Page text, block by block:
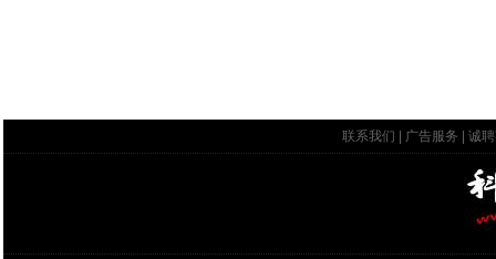
联系我们 广告服务 诚